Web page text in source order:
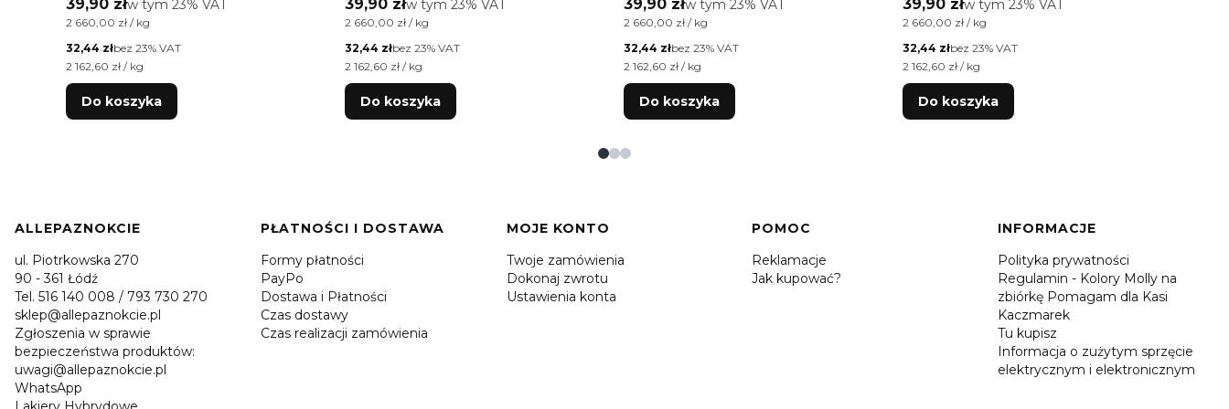
39,90 złw tym %s VAT
w tym 23% VAT
Cena jednostkowa brutto
2 660,00 zł / kg
Cena netto
32,44 złbez 23% VAT
Cena jednostkowa netto
2 162,60 zł / kg
Do koszyka
15g
39,90 złw tym %s VAT
w tym 23% VAT
Cena jednostkowa brutto
2 660,00 zł / kg
Cena netto
32,44 złbez 23% VAT
Cena jednostkowa netto
2 162,60 zł / kg
Do koszyka
39,90 złw tym %s VAT
w tym 23% VAT
Cena jednostkowa brutto
2 660,00 zł / kg
Cena netto
32,44 złbez 23% VAT
Cena jednostkowa netto
2 162,60 zł / kg
Do koszyka
Marshmallow 15g
39,90 złw tym %s VAT
w tym 23% VAT
Cena jednostkowa brutto
2 660,00 zł / kg
Cena netto
32,44 złbez 23% VAT
Cena jednostkowa netto
2 162,60 zł / kg
Do koszyka
Linki w stopce
ALLEPAZNOKCIE
ul. Piotrkowska 270
90 - 361 Łódź
Tel. 516 140 008 / 793 730 270
sklep@allepaznokcie.pl
Zgłoszenia w sprawie
bezpieczeństwa produktów:
uwagi@allepaznokcie.pl
WhatsApp
PŁATNOŚCI I DOSTAWA
Formy płatności
PayPo
Dostawa i Płatności
Czas dostawy
Czas realizacji zamówienia
MOJE KONTO
Twoje zamówienia
Dokonaj zwrotu
Ustawienia konta
POMOC
Reklamacje
Jak kupować?
INFORMACJE
Polityka prywatności
Regulamin - Kolory Molly na
zbiórkę Pomagam dla Kasi
Kaczmarek
Tu kupisz
Informacja o zużytym sprzęcie
elektrycznym i elektronicznym